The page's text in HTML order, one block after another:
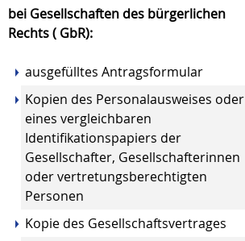
bei Gesellschaften des bürgerlichen
Rechts ( GbR):
ausgefülltes Antragsformular
Kopien des Personalausweises oder
eines vergleichbaren
Identifikationspapiers der
Gesellschafter, Gesellschafterinnen
oder vertretungsberechtigten
Personen
Kopie des Gesellschaftsvertrages